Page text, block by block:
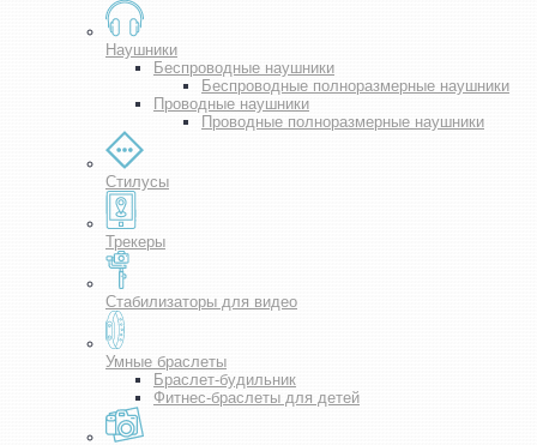
Наушники
Беспроводные наушники
Беспроводные полноразмерные наушники
Проводные наушники
Проводные полноразмерные наушники
Стилусы
Трекеры
Стабилизаторы для видео
Умные браслеты
Браслет-будильник
Фитнес-браслеты для детей